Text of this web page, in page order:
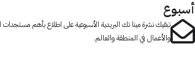
أسبوع
تبقيك نشرة مينا تك البريدية الأسبوعية على اطلاع بأهم مستجدات
والأعمال في المنطقة والعالم.